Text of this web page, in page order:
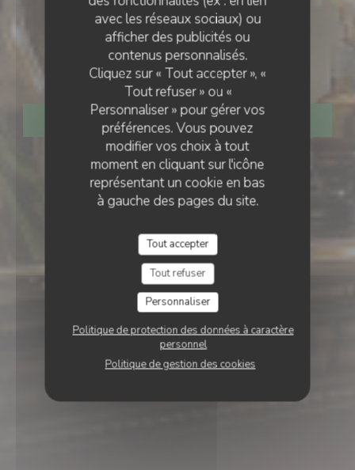
avec les réseaux sociaux) ou
afficher des publicités ou
contenus personnalisés.
Cliquez sur « Tout accepter », «
Tout refuser » ou «
Personnaliser » pour gérer vos
préférences. Vous pouvez
modifier vos choix à tout
moment en cliquant sur l'icône
représentant un cookie en bas
à gauche des pages du site.
Tout accepter
Tout refuser
Personnaliser
Politique de protection des données à caractère
personnel
Politique de gestion des cookies
BISTROT• PARIS
Le P'tit Troquet
RÉSERVER